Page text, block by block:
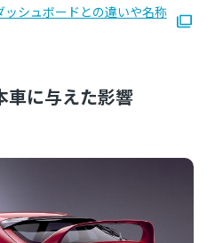
シュボードとの違いや名称
車に与えた影響